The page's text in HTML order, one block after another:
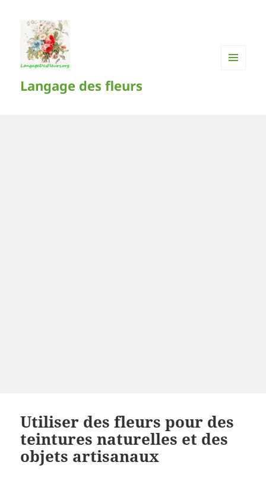
Langage des fleurs
Utiliser des fleurs pour des
teintures naturelles et des
objets artisanaux